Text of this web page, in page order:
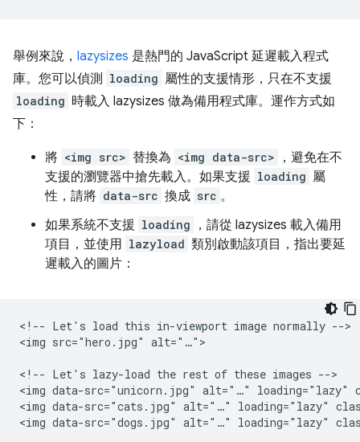
舉例來說， lazysizes 是熱門的 JavaScript 延遲載入程式
庫。您可以偵測
loading 屬性的支援情形，只在不支援
loading 時載入 lazysizes 做為備用程式庫。運作方式如
下：
將 <img src> 替換為 <img data-src>
，避免在不
支援的瀏覽器中搶先載入。如果支援 loading 屬
性，請將 data-src 換成 src 。
如果系統不支援 loading
，請從 lazysizes 載入備用
項目，並使用 lazyload 類別啟動該項目，指出要延
遲載入的圖片：
<!-- Let's load this in-viewport image normally -->
<img src="hero.jpg" alt="…">
<!-- Let's lazy-load the rest of these images -->
<img data-src="unicorn.jpg" alt="…" loading="lazy"
<img data-src="cats.jpg" alt="…" loading="lazy"
<img data-src="dogs.jpg" alt="…" loading="lazy"